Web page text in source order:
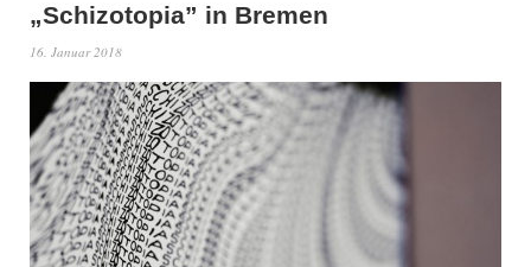
„Schizotopia” in Bremen
16. Januar 2018